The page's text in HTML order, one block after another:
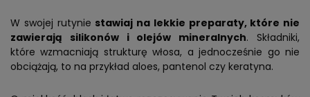
W swojej rutynie stawiaj na lekkie preparaty, które nie
zawierają silikonów i olejów mineralnych. Składniki,
które wzmacniają strukturę włosa, a jednocześnie go nie
obciążają, to na przykład aloes, pantenol czy keratyna.